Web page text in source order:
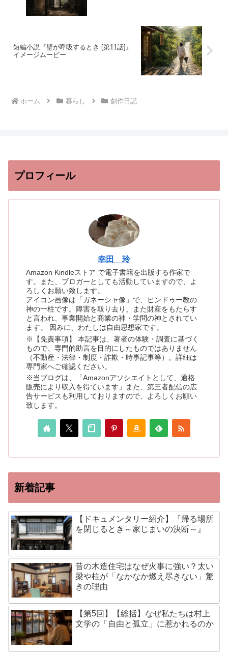
短編小説『壁が呼吸するとき [第11話]』
イメージムービー
ホーム 暮らし 創作日記
プロフィール
幸田 玲
Amazon Kindleストア で電子書籍を出版する作家で
す。また、ブロガーとしても活動していますので、よ
ろしくお願い致します。
アイコン画像は「ガネーシャ像」で、ヒンドゥー教の
神の一柱です。障害を取り去り、また財産をもたらす
と言われ、事業開始と商業の神・学問の神とされてい
ます。 因みに、わたしは自由思想家です。
※【免責事項】 本記事は、著者の体験・調査に基づく
もので、専門的助言を目的にしたものではありません
（不動産・法律・制度・詐欺・時事記事等）。詳細は
専門家へご確認ください。
※当ブログは、「Amazonアソシエイトとして、適格
販売により収入を得ています」また、第三者配信の広
告サービスも利用しておりますので、よろしくお願い
致します。
新着記事
【ドキュメンタリー紹介】『帰る場所
を閉じるとき～家じまいの決断～』
昔の木造住宅はなぜ火事に強い？太い
梁や柱が「なかなか燃え尽きない」驚
きの理由
【第5回】【総括】なぜ私たちは村上
文学の「自由と孤立」に惹かれるのか